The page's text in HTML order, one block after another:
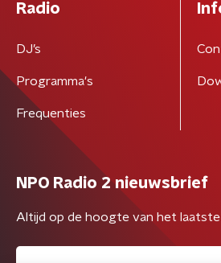
Radio
DJ’s
Programma's
Frequenties
NPO Radio 2 nieuwsbrief
Altijd op de hoogte van het laatste